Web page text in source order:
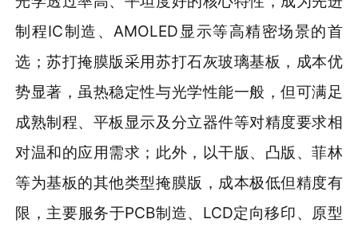
制程IC制造、AMOLED显示等高精密场景的首
选；苏打掩膜版采用苏打石灰玻璃基板，成本优
势显著，虽热稳定性与光学性能一般，但可满足
成熟制程、平板显示及分立器件等对精度要求相
对温和的应用需求；此外，以干版、凸版、菲林
等为基板的其他类型掩膜版，成本极低但精度有
限，主要服务于PCB制造、LCD定向移印、原型